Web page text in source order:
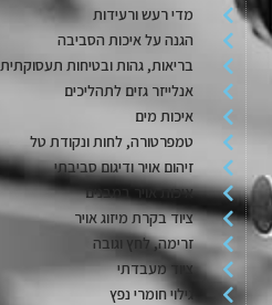
מדי רעש ורעידות
הגנה על איכות הסביבה
בריאות, גהות ובטיחות תעסוקתית
אנלייזר גזים לתהליכים
איכות מים
טמפרטורה, לחות ונקודת טל
זיהום אויר ודיגום סביבתי
איכות אויר במבנים
ציוד בקרת מיזוג אויר
זרימה, לחץ וגובה
ציוד מעבדתי
גילוי חומרי נפץ